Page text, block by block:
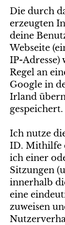
Die durch
erzeugten
deine
Webseite
IP-Adresse)
Regel an
Google in
Irland
gespeichert.
Ich nutze
ID. Mithilfe
ich einer
Sitzungen
innerhalb
eine
zuweisen